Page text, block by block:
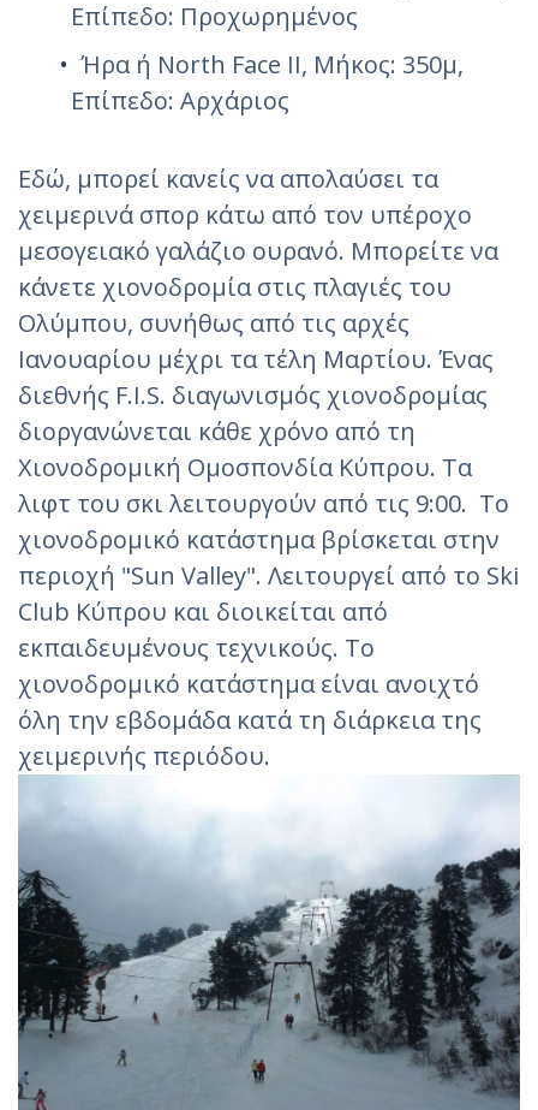
Επίπεδο: Προχωρημένος
Ήρα ή North Face II, Μήκος: 350μ,
Επίπεδο: Αρχάριος
Εδώ, μπορεί κανείς να απολαύσει τα
χειμερινά σπορ κάτω από τον υπέροχο
μεσογειακό γαλάζιο ουρανό. Μπορείτε να
κάνετε χιονοδρομία στις πλαγιές του
Ολύμπου, συνήθως από τις αρχές
Ιανουαρίου μέχρι τα τέλη Μαρτίου. Ένας
διεθνής F.I.S. διαγωνισμός χιονοδρομίας
διοργανώνεται κάθε χρόνο από τη
Χιονοδρομική Ομοσπονδία Κύπρου. Τα
λιφτ του σκι λειτουργούν από τις 9:00. Το
χιονοδρομικό κατάστημα βρίσκεται στην
περιοχή "Sun Valley". Λειτουργεί από το Ski
Club Κύπρου και διοικείται από
εκπαιδευμένους τεχνικούς. Το
χιονοδρομικό κατάστημα είναι ανοιχτό
όλη την εβδομάδα κατά τη διάρκεια της
χειμερινής περιόδου.